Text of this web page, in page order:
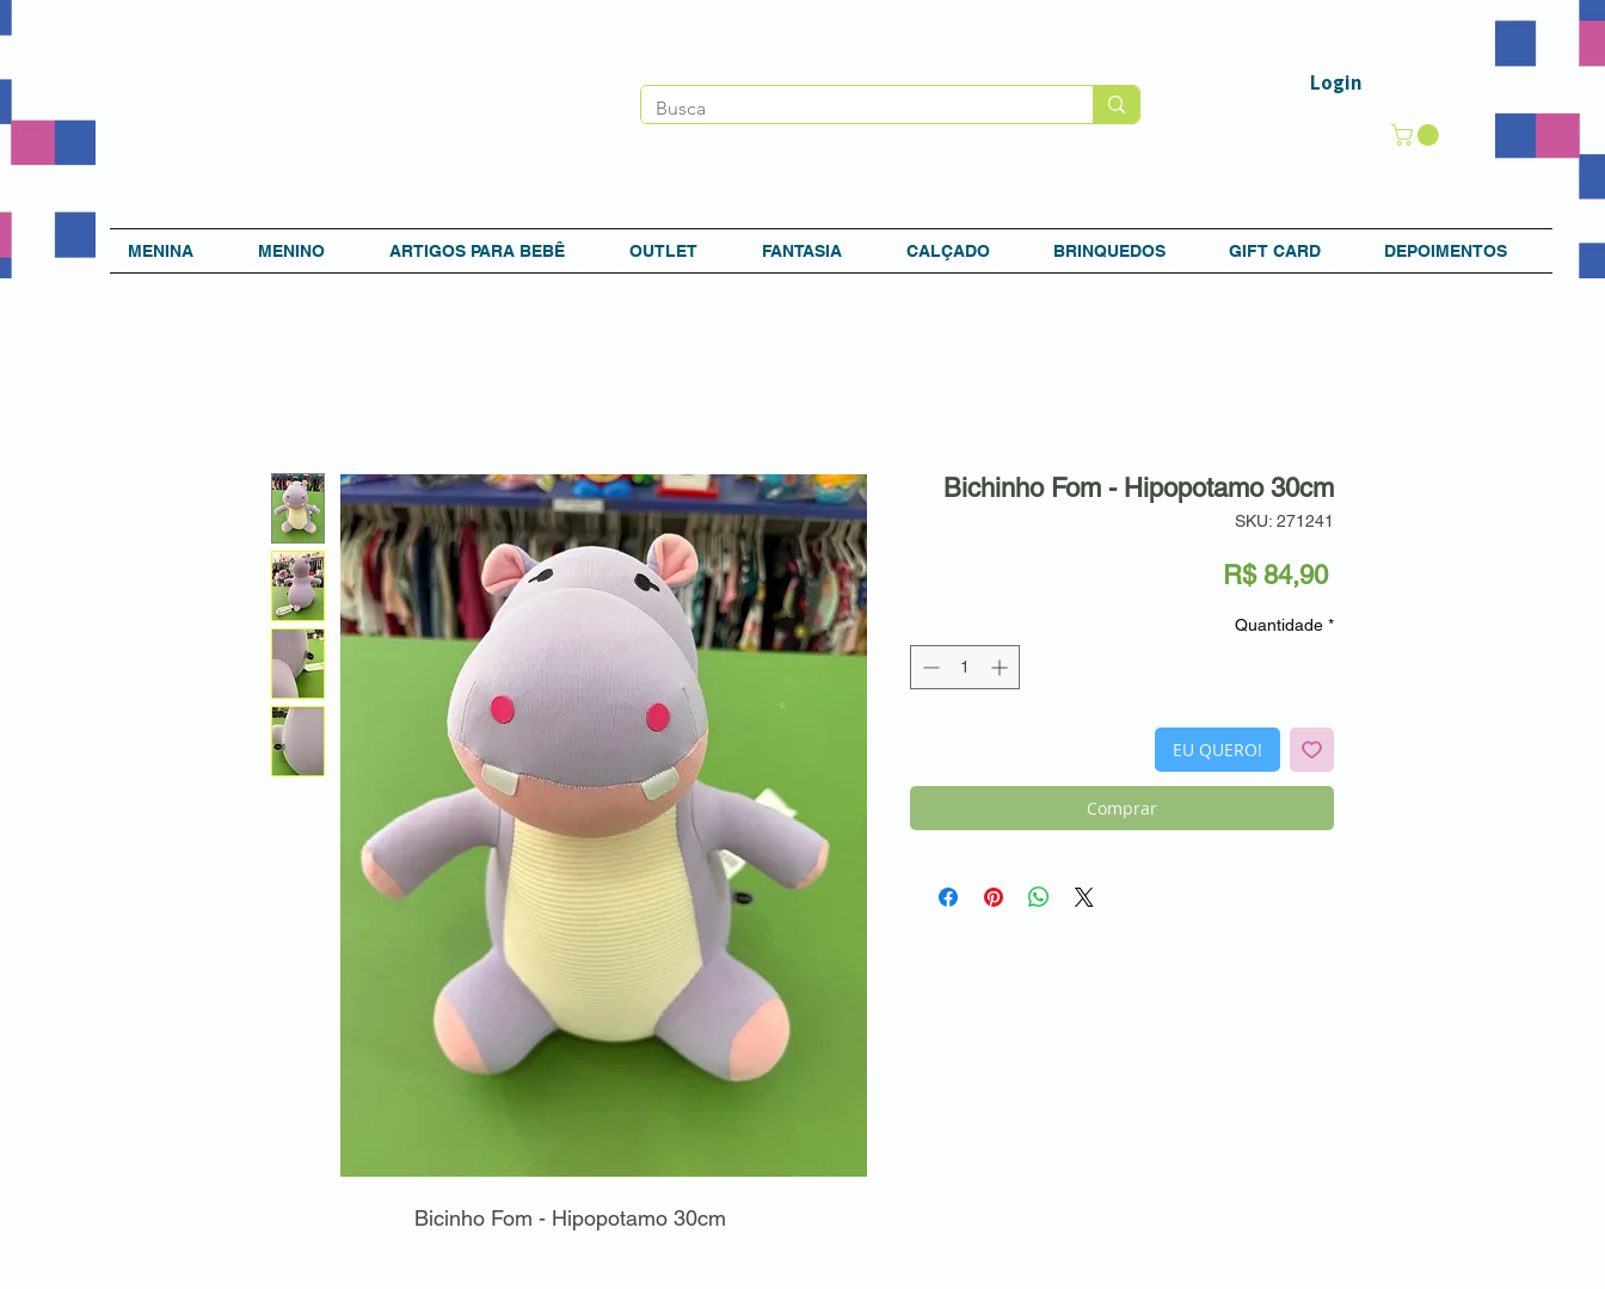
Login
MENINA MENINO ARTIGOS PARA BEBÊ OUTLET FANTASIA CALÇADO BRINQUEDOS GIFT CARD DEPOIMENTOS
Bicinho Fom - Hipopotamo 30cm
Bichinho Fom - Hipopotamo 30cm
SKU: 271241
R$ 84,90Preço
Quantidade *
EU QUERO!
Comprar